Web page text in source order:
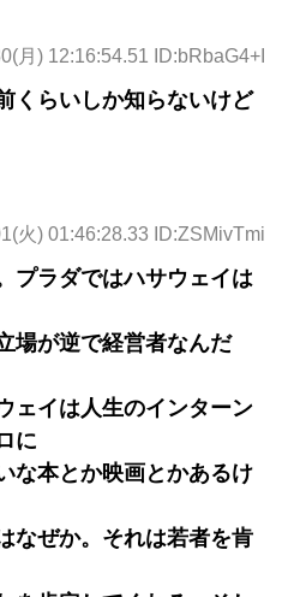
月) 12:16:54.51 ID:bRbaG4+I
くらいしか知らないけど
火) 01:46:28.33 ID:ZSMivTmi
プラダではハサウェイは
場が逆で経営者なんだ
ェイは人生のインターン
に
な本とか映画とかあるけ
なぜか。それは若者を肯